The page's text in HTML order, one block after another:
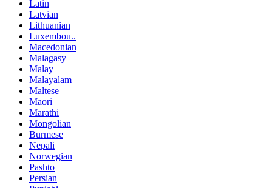
Latin
Latvian
Lithuanian
Luxembou..
Macedonian
Malagasy
Malay
Malayalam
Maltese
Maori
Marathi
Mongolian
Burmese
Nepali
Norwegian
Pashto
Persian